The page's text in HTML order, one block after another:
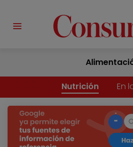
Nutrición En